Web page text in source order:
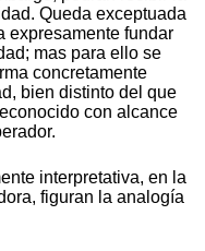
Queda exceptuada
expresamente fundar
mas para ello se
concretamente
bien distinto del que
con alcance
interpretativa, en la
figuran la analogía